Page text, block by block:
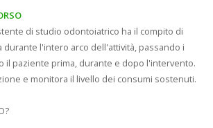
di studio odontoiatrico ha il compito di
l'intero arco dell'attività, passando i
il paziente prima, durante e dopo l'intervento.
e monitora il livello dei consumi sostenuti.